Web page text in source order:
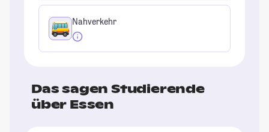
Nahverkehr
Das sagen Studierende
über Essen